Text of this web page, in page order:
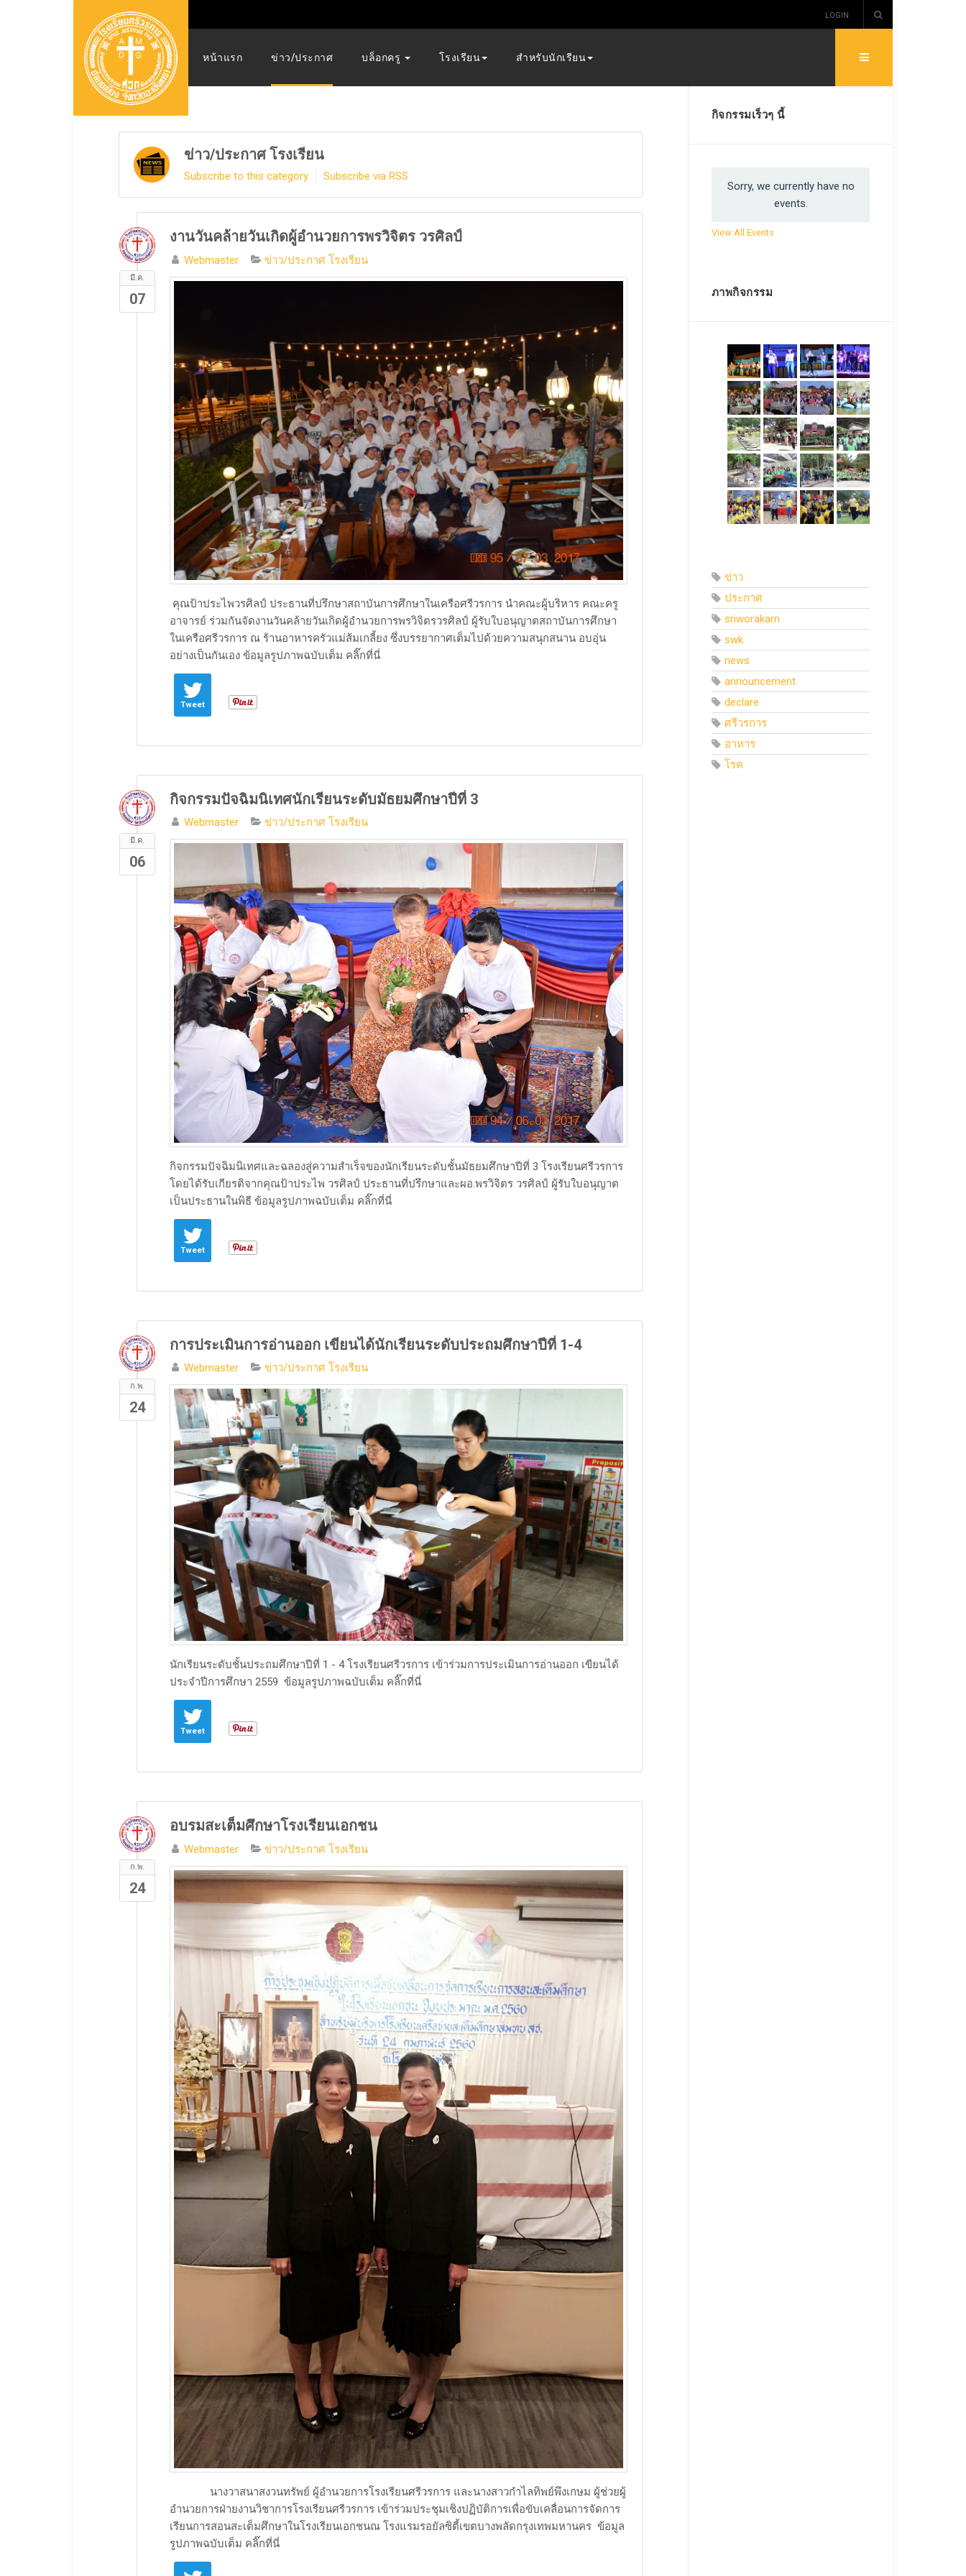
LOGIN
หน้าแรก ข่าว/ประกาศ บล็อกครู โรงเรียน สำหรับนักเรียน
ข่าว/ประกาศ โรงเรียน
Subscribe to this category Subscribe via RSS
มี.ค.
07
งานวันคล้ายวันเกิดผู้อำนวยการพรวิจิตร วรศิลป์
Webmaster ข่าว/ประกาศ โรงเรียน
​ คุณป้าประไพวรศิลป์ ประธานที่ปรึกษาสถาบันการศึกษาในเครือศรีวรการ นำคณะผู้บริหาร คณะครู
อาจารย์ ร่วมกันจัดงานวันคล้ายวันเกิดผู้อำนวยการพรวิจิตรวรศิลป์ ผู้รับใบอนุญาตสถาบันการศึกษา
ในเครือศรีวรการ ณ ร้านอาหารครัวแม่ส้มเกลี้ยง ซึ่งบรรยากาศเต็มไปด้วยความสนุกสนาน อบอุ่น
อย่างเป็นกันเอง ​ข้อมูลรูปภาพฉบับเต็ม คลิ๊กที่นี่
Tweet
มี.ค.
06
กิจกรรมปัจฉิมนิเทศนักเรียนระดับมัธยมศึกษาปีที่ 3
Webmaster ข่าว/ประกาศ โรงเรียน
​กิจกรรมปัจฉิมนิเทศและฉลองสู่ความสำเร็จของนักเรียนระดับชั้นมัธยมศึกษาปีที่ 3 โรงเรียนศรีวรการ
โดยได้รับเกียรติจากคุณป้าประไพ วรศิลป์ ประธานที่ปรึกษาและผอ.พรวิจิตร วรศิลป์ ผู้รับใบอนุญาต
เป็นประธานในพิธี ​ข้อมูลรูปภาพฉบับเต็ม คลิ๊กที่นี่
Tweet
ก.พ.
24
การประเมินการอ่านออก เขียนได้นักเรียนระดับประถมศึกษาปีที่ 1-4
Webmaster ข่าว/ประกาศ โรงเรียน
​นักเรียนระดับชั้นประถมศึกษาปีที่ 1 - 4 โรงเรียนศรีวรการ เข้าร่วมการประเมินการอ่านออก เขียนได้
ประจำปีการศึกษา 2559 ​ข้อมูลรูปภาพฉบับเต็ม คลิ๊กที่นี่
Tweet
ก.พ.
24
อบรมสะเต็มศึกษาโรงเรียนเอกชน
Webmaster ข่าว/ประกาศ โรงเรียน
​ นางวาสนาสงวนทรัพย์ ผู้อำนวยการโรงเรียนศรีวรการ และนางสาวกำไลทิพย์พึงเกษม ผู้ช่วยผู้
อำนวยการฝ่ายงานวิชาการโรงเรียนศรีวรการ เข้าร่วมประชุมเชิงปฏิบัติการเพื่อขับเคลื่อนการจัดการ
เรียนการสอนสะเต็มศึกษาในโรงเรียนเอกชนณ โรงแรมรอยัลซิตี้เขตบางพลัดกรุงเทพมหานคร ​ข้อมูล
รูปภาพฉบับเต็ม คลิ๊กที่นี่
กิจกรรมเร็วๆ นี้
Sorry, we currently have no
events.
View All Events
ภาพกิจกรรม
ข่าว
ประกาศ
sriworakarn
swk
news
announcement
declare
ศรีวรการ
อาหาร
โรค